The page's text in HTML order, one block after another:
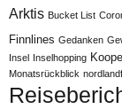
Arktis Bucket List
Finnlines Gedanken
Insel Inselhopping
Monatsrückblick